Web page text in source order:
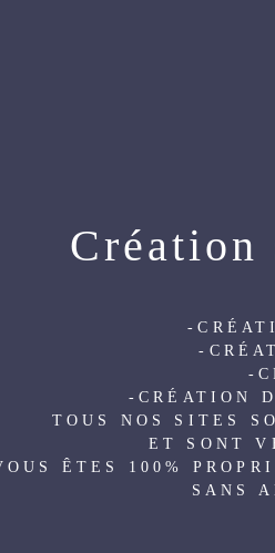
Création
-
-
-
-CRÉATION
TOUS NOS SITES
ET SONT
ÊTES 100%
SANS